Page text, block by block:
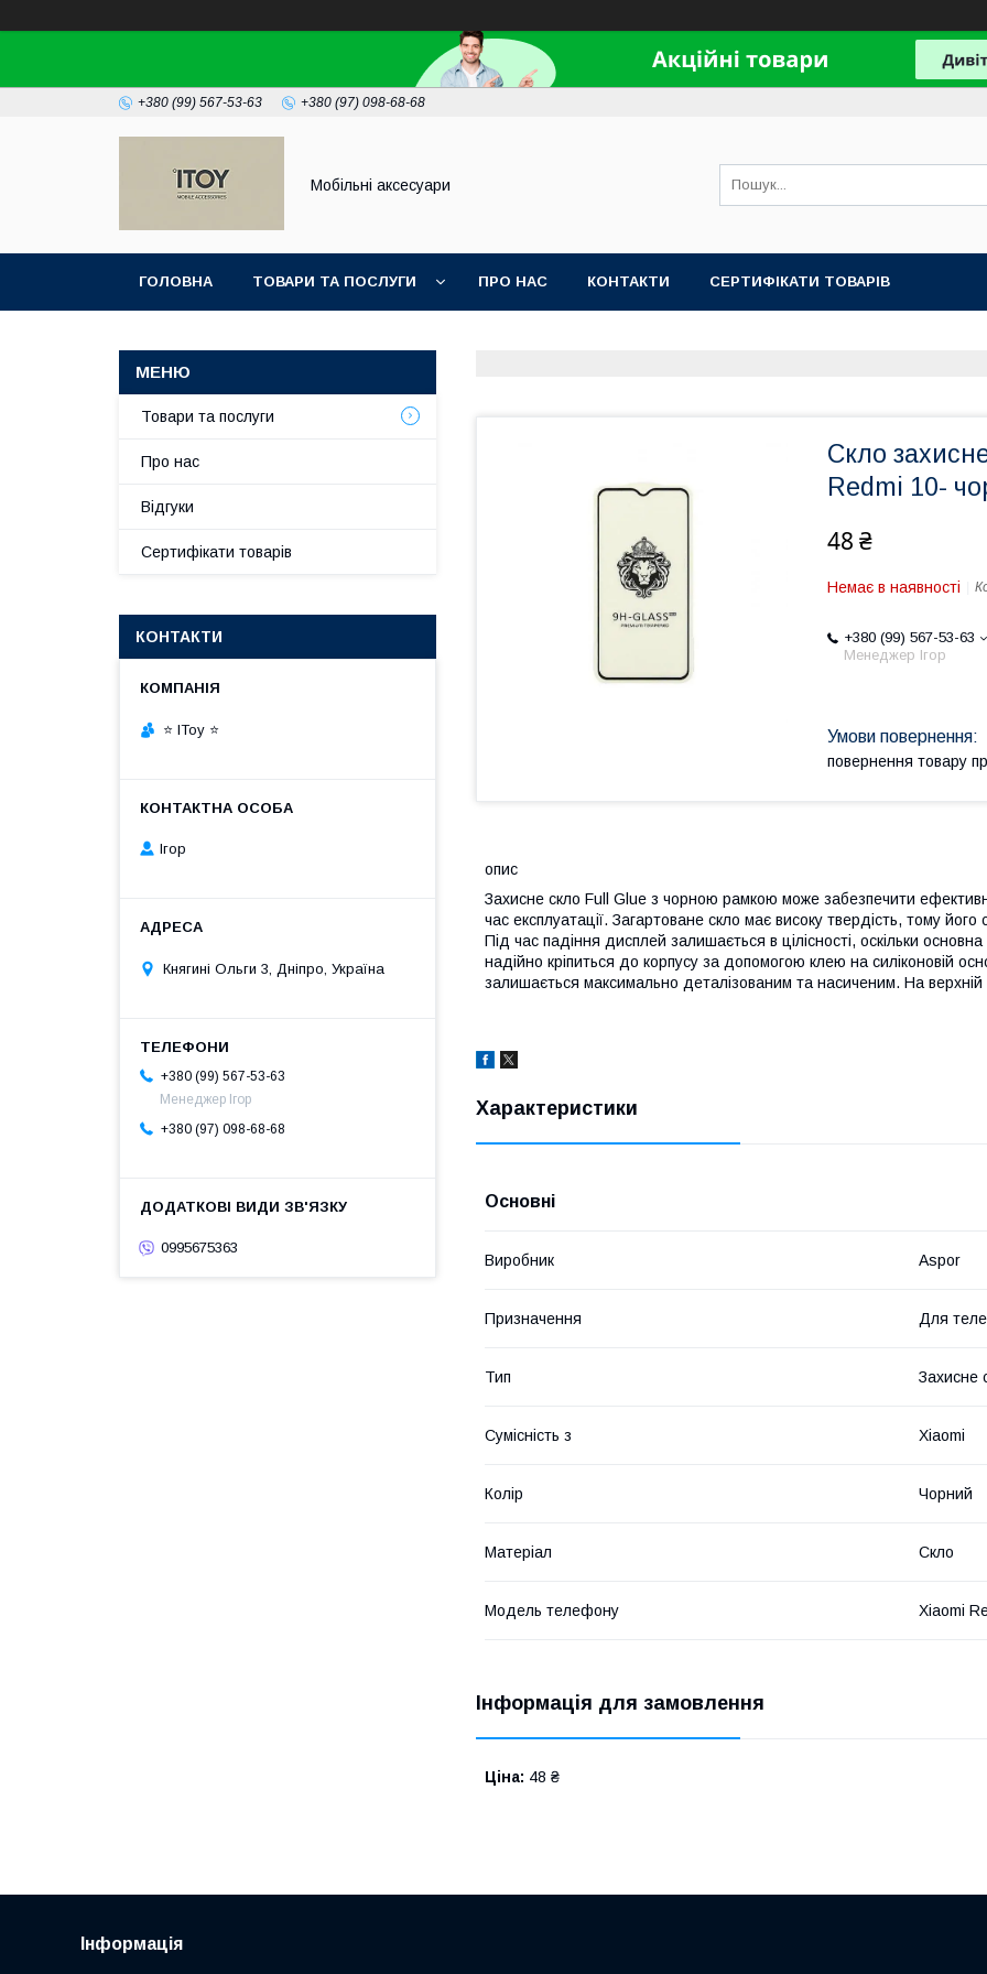
+380 (99) 567-53-63 +380 (97) 098-68-68
Мобільні аксесуари
ГОЛОВНА ТОВАРИ ТА ПОСЛУГИ ПРО НАС КОНТАКТИ СЕРТИФІКАТИ ТОВАРІВ
Скло
Redmi 10-
48 ₴
Немає в наявності
+380 (99) 567-53-63
Менеджер Ігор
повернення товару
опис
Захисне скло Full Glue з чорною рамкою може забезпечити
час експлуатації. Загартоване скло має високу твердість, тому
Під час падіння дисплей залишається в цілісності, оскільки
надійно кріпиться до корпусу за допомогою клею на силіконовій
залишається максимально деталізованим та насиченим. На верхній
Характеристики
Основні
Виробник Aspor
Призначення Для
Тип Захисне
Сумісність з Xiaomi
Колір Чорний
Матеріал Скло
Модель телефону Xiaomi
Інформація для замовлення
Ціна: 48 ₴
Товари та послуги
Про нас
Відгуки
Сертифікати товарів
КОНТАКТИ
⭐ IToy ⭐
Ігор
Княгині Ольги 3, Дніпро, Україна
+380 (99) 567-53-63
Менеджер Ігор
+380 (97) 098-68-68
0995675363
Інформація